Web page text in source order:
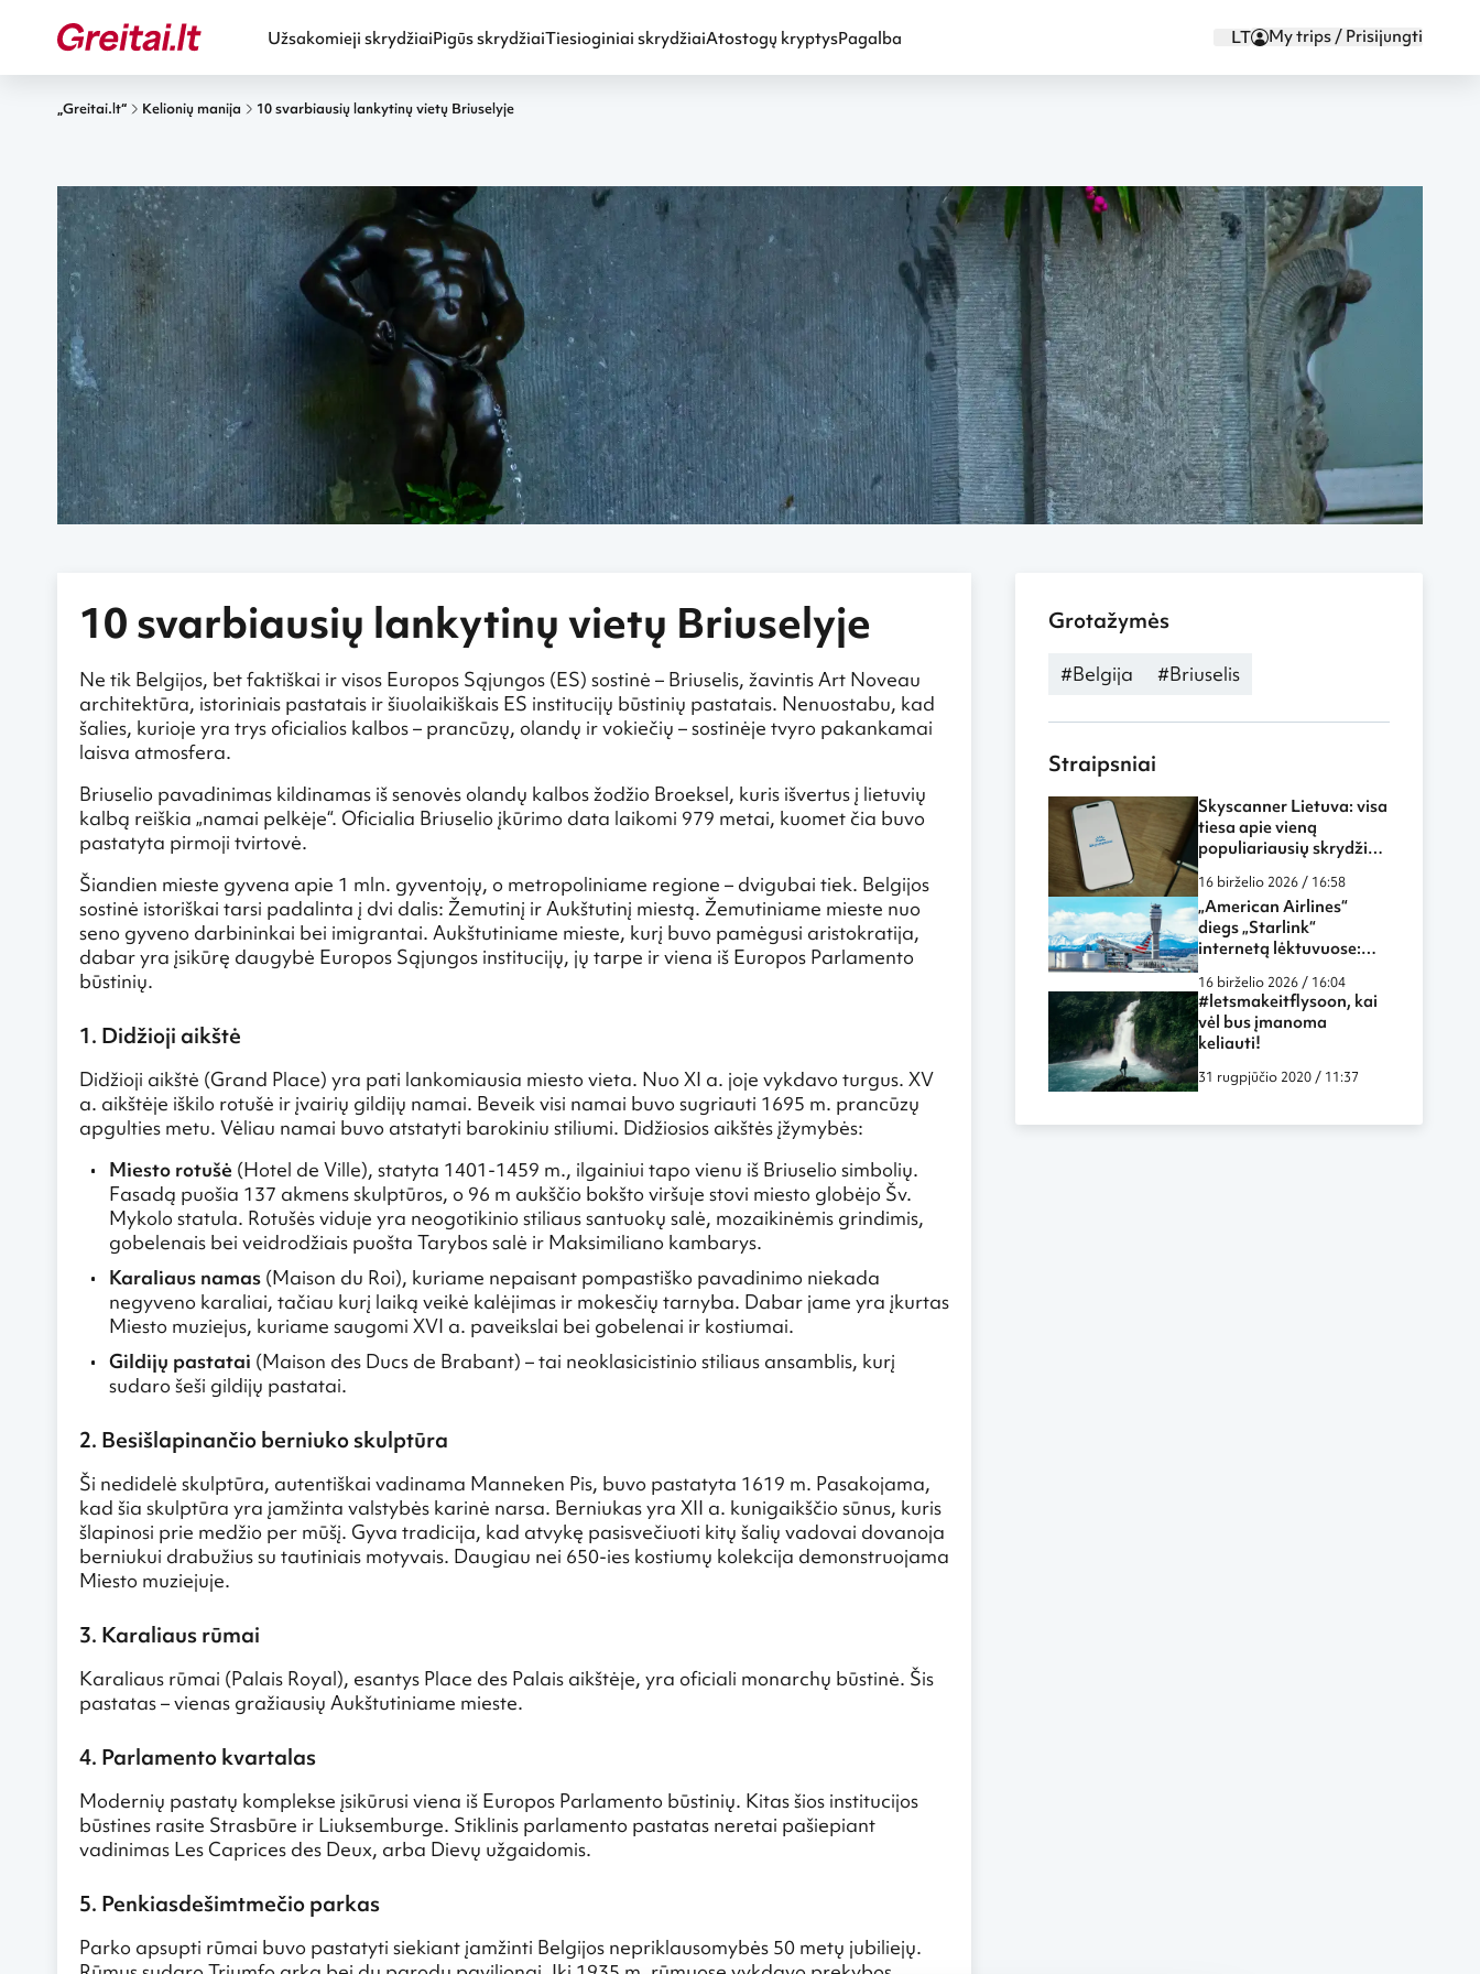
Užsakomieji skrydžiaiPigūs skrydžiaiTiesioginiai skrydžiaiAtostogų kryptysPagalba LT My trips / Prisijungti
„Greitai.lt“ Kelionių manija 10 svarbiausių lankytinų vietų Briuselyje
10 svarbiausių lankytinų vietų Briuselyje
Ne tik Belgijos, bet faktiškai ir visos Europos Sąjungos (ES) sostinė – Briuselis, žavintis Art Noveau
architektūra, istoriniais pastatais ir šiuolaikiškais ES institucijų būstinių pastatais. Nenuostabu, kad
šalies, kurioje yra trys oficialios kalbos – prancūzų, olandų ir vokiečių – sostinėje tvyro pakankamai
laisva atmosfera.
Briuselio pavadinimas kildinamas iš senovės olandų kalbos žodžio Broeksel, kuris išvertus į lietuvių
kalbą reiškia „namai pelkėje“. Oficialia Briuselio įkūrimo data laikomi 979 metai, kuomet čia buvo
pastatyta pirmoji tvirtovė.
Šiandien mieste gyvena apie 1 mln. gyventojų, o metropoliniame regione – dvigubai tiek. Belgijos
sostinė istoriškai tarsi padalinta į dvi dalis: Žemutinį ir Aukštutinį miestą. Žemutiniame mieste nuo
seno gyveno darbininkai bei imigrantai. Aukštutiniame mieste, kurį buvo pamėgusi aristokratija,
dabar yra įsikūrę daugybė Europos Sąjungos institucijų, jų tarpe ir viena iš Europos Parlamento
būstinių.
1. Didžioji aikštė
Didžioji aikštė (Grand Place) yra pati lankomiausia miesto vieta. Nuo XI a. joje vykdavo turgus. XV
a. aikštėje iškilo rotušė ir įvairių gildijų namai. Beveik visi namai buvo sugriauti 1695 m. prancūzų
apgulties metu. Vėliau namai buvo atstatyti barokiniu stiliumi. Didžiosios aikštės įžymybės:
Miesto rotušė (Hotel de Ville), statyta 1401-1459 m., ilgainiui tapo vienu iš Briuselio simbolių.
Fasadą puošia 137 akmens skulptūros, o 96 m aukščio bokšto viršuje stovi miesto globėjo Šv.
Mykolo statula. Rotušės viduje yra neogotikinio stiliaus santuokų salė, mozaikinėmis grindimis,
gobelenais bei veidrodžiais puošta Tarybos salė ir Maksimiliano kambarys.
Karaliaus namas (Maison du Roi), kuriame nepaisant pompastiško pavadinimo niekada
negyveno karaliai, tačiau kurį laiką veikė kalėjimas ir mokesčių tarnyba. Dabar jame yra įkurtas
Miesto muziejus, kuriame saugomi XVI a. paveikslai bei gobelenai ir kostiumai.
Gildijų pastatai (Maison des Ducs de Brabant) – tai neoklasicistinio stiliaus ansamblis, kurį
sudaro šeši gildijų pastatai.
2. Besišlapinančio berniuko skulptūra
Ši nedidelė skulptūra, autentiškai vadinama Manneken Pis, buvo pastatyta 1619 m. Pasakojama,
kad šia skulptūra yra įamžinta valstybės karinė narsa. Berniukas yra XII a. kunigaikščio sūnus, kuris
šlapinosi prie medžio per mūšį. Gyva tradicija, kad atvykę pasisvečiuoti kitų šalių vadovai dovanoja
berniukui drabužius su tautiniais motyvais. Daugiau nei 650-ies kostiumų kolekcija demonstruojama
Miesto muziejuje.
3. Karaliaus rūmai
Karaliaus rūmai (Palais Royal), esantys Place des Palais aikštėje, yra oficiali monarchų būstinė. Šis
pastatas – vienas gražiausių Aukštutiniame mieste.
4. Parlamento kvartalas
Modernių pastatų komplekse įsikūrusi viena iš Europos Parlamento būstinių. Kitas šios institucijos
būstines rasite Strasbūre ir Liuksemburge. Stiklinis parlamento pastatas neretai pašiepiant
vadinimas Les Caprices des Deux, arba Dievų užgaidomis.
5. Penkiasdešimtmečio parkas
Parko apsupti rūmai buvo pastatyti siekiant įamžinti Belgijos nepriklausomybės 50 metų jubiliejų.
Grotažymės
#Belgija #Briuselis
Straipsniai
Skyscanner Lietuva: visa
tiesa apie vieną
populiariausių skrydžių
16 birželio 2026 / 16:58
„American Airlines“
diegs „Starlink“
internetą lėktuvuose:
labiau panašūs į darbą
biure ar namuose
16 birželio 2026 / 16:04
#letsmakeitflysoon, kai
vėl bus įmanoma
keliauti!
31 rugpjūčio 2020 / 11:37